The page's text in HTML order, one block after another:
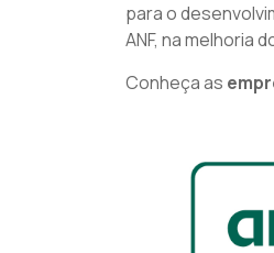
para o
ANF, na melhoria
Conheça as